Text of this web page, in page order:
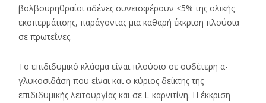
βολβουρηθραίοι αδένες συνεισφέρουν <5% της ολικής
εκσπερμάτισης, παράγοντας μια καθαρή έκκριση πλούσια
σε πρωτεΐνες.
Το επιδιδυμικό κλάσμα είναι πλούσιο σε ουδέτερη α-
γλυκοσιδάση που είναι και ο κύριος δείκτης της
επιδιδυμικής λειτουργίας και σε L-καρνιτίνη. Η έκκριση